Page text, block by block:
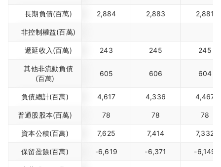
長期負債(百萬) 2,884 2,883 2,881
非控制權益(百萬)
遞延收入(百萬) 243 245 245
其他非流動負債
(百萬)
605 606 604
負債總計(百萬) 4,617 4,336 4,467
普通股股本(百萬) 78 78 78
資本公積(百萬) 7,625 7,414 7,332
保留盈餘(百萬) -6,619 -6,371 -6,149